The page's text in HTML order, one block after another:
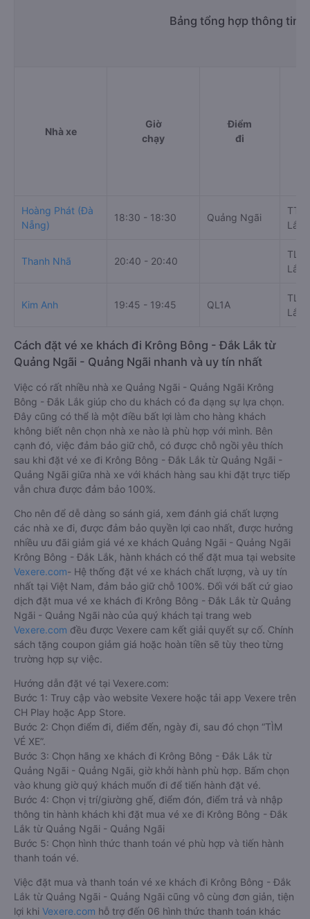
Bảng tổng hợp thông tin
Nhà xe
Giờ
chạy
Điểm
đi
Hoàng Phát (Đà
Nẵng)
18:30 - 18:30 Quảng Ngãi
TT.
Lắk,
Thanh Nhã 20:40 - 20:40
Lắk,
Kim Anh 19:45 - 19:45 QL1A
Lắk,
Cách đặt vé xe khách đi Krông Bông - Đắk Lắk từ
Quảng Ngãi - Quảng Ngãi nhanh và uy tín nhất
Việc có rất nhiều nhà xe Quảng Ngãi - Quảng Ngãi Krông
Bông - Đắk Lắk giúp cho du khách có đa dạng sự lựa chọn.
Đây cũng có thể là một điều bất lợi làm cho hàng khách
không biết nên chọn nhà xe nào là phù hợp với mình. Bên
cạnh đó, việc đảm bảo giữ chỗ, có được chỗ ngồi yêu thích
sau khi đặt vé xe đi Krông Bông - Đắk Lắk từ Quảng Ngãi -
Quảng Ngãi giữa nhà xe với khách hàng sau khi đặt trực tiếp
vẫn chưa được đảm bảo 100%.
Cho nên để dễ dàng so sánh giá, xem đánh giá chất lượng
các nhà xe đi, được đảm bảo quyền lợi cao nhất, được hưởng
nhiều ưu đãi giảm giá vé xe khách Quảng Ngãi - Quảng Ngãi
Krông Bông - Đắk Lắk, hành khách có thể đặt mua tại website
Vexere.com- Hệ thống đặt vé xe khách chất lượng, và uy tín
nhất tại Việt Nam, đảm bảo giữ chỗ 100%. Đối với bất cứ giao
dịch đặt mua vé xe khách đi Krông Bông - Đắk Lắk từ Quảng
Ngãi - Quảng Ngãi nào của quý khách tại trang web
Vexere.com đều được Vexere cam kết giải quyết sự cố. Chính
sách tặng coupon giảm giá hoặc hoàn tiền sẽ tùy theo từng
trường hợp sự việc.
Hướng dẫn đặt vé tại Vexere.com:
Bước 1: Truy cập vào website Vexere hoặc tải app Vexere trên
CH Play hoặc App Store.
Bước 2: Chọn điểm đi, điểm đến, ngày đi, sau đó chọn “TÌM
VÉ XE”.
Bước 3: Chọn hãng xe khách đi Krông Bông - Đắk Lắk từ
Quảng Ngãi - Quảng Ngãi, giờ khởi hành phù hợp. Bấm chọn
vào khung giờ quý khách muốn đi để tiến hành đặt vé.
Bước 4: Chọn vị trí/giường ghế, điểm đón, điểm trả và nhập
thông tin hành khách khi đặt mua vé xe đi Krông Bông - Đắk
Lắk từ Quảng Ngãi - Quảng Ngãi
Bước 5: Chọn hình thức thanh toán vé phù hợp và tiến hành
thanh toán vé.
Việc đặt mua và thanh toán vé xe khách đi Krông Bông - Đắk
Lắk từ Quảng Ngãi - Quảng Ngãi cũng vô cùng đơn giản, tiện
lợi khi Vexere.com hỗ trợ đến 06 hình thức thanh toán khác